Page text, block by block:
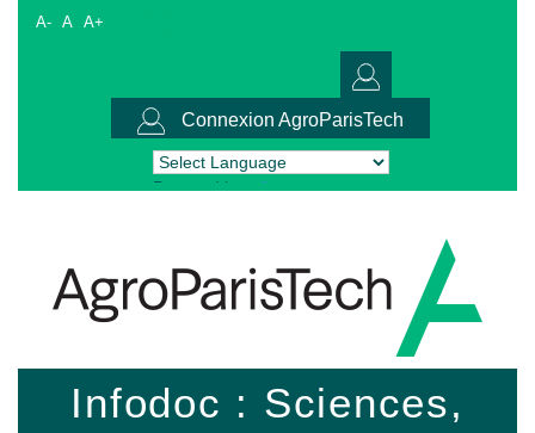
A- A A+
Connexion AgroParisTech
Powered by Translate
Infodoc : Sciences,